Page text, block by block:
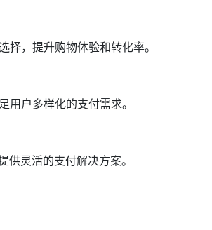
择，提升购物体验和转化率。
用户多样化的支付需求。
灵活的支付解决方案。